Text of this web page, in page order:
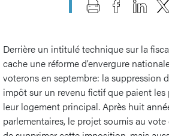
Derrière un intitulé technique sur la
cache une réforme d’envergure
voterons en septembre: la suppression
impôt sur un revenu fictif que paient
leur logement principal. Après huit
parlementaires, le projet soumis au